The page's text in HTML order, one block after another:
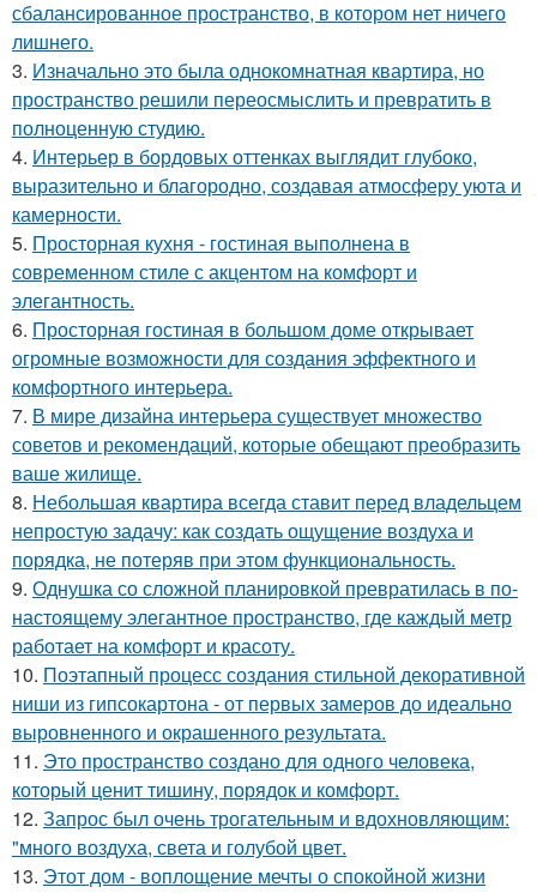
сбалансированное пространство, в котором нет ничего
лишнего.
3. Изначально это была однокомнатная квартира, но
пространство решили переосмыслить и превратить в
полноценную студию.
4. Интерьер в бордовых оттенках выглядит глубоко,
выразительно и благородно, создавая атмосферу уюта и
камерности.
5. Просторная кухня - гостиная выполнена в
современном стиле с акцентом на комфорт и
элегантность.
6. Просторная гостиная в большом доме открывает
огромные возможности для создания эффектного и
комфортного интерьера.
7. В мире дизайна интерьера существует множество
советов и рекомендаций, которые обещают преобразить
ваше жилище.
8. Небольшая квартира всегда ставит перед владельцем
непростую задачу: как создать ощущение воздуха и
порядка, не потеряв при этом функциональность.
9. Однушка со сложной планировкой превратилась в по-
настоящему элегантное пространство, где каждый метр
работает на комфорт и красоту.
10. Поэтапный процесс создания стильной декоративной
ниши из гипсокартона - от первых замеров до идеально
выровненного и окрашенного результата.
11. Это пространство создано для одного человека,
который ценит тишину, порядок и комфорт.
12. Запрос был очень трогательным и вдохновляющим:
"много воздуха, света и голубой цвет.
13. Этот дом - воплощение мечты о спокойной жизни